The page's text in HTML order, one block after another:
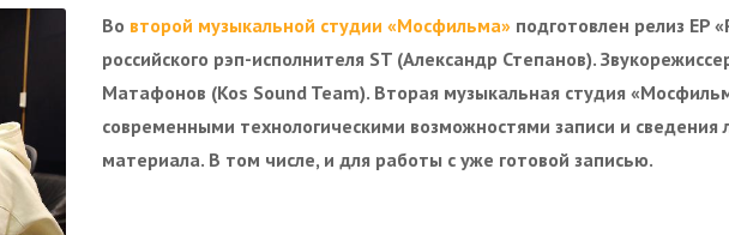
Во второй музыкальной студии «Мосфильма» подготовлен релиз EP
российского рэп-исполнителя ST (Александр Степанов).
Матафонов (Kos Sound Team). Вторая музыкальная студия
современными технологическими возможностями записи и сведения
материала. В том числе, и для работы с уже готовой записью.